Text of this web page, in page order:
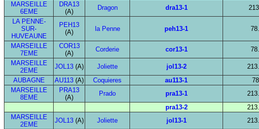
MARSEILLE
6EME
DRA13
(A)
Dragon dra13-1
LA PENNE-
SUR-
HUVEAUNE
PEH13
(A)
la Penne peh13-1
MARSEILLE
7EME
COR13
(A)
Corderie cor13-1
MARSEILLE
2EME
JOL13 (A) Joliette jol13-2
AUBAGNE AU113 (A) Coquieres au113-1
MARSEILLE
8EME
PRA13
(A)
Prado pra13-1
pra13-2
MARSEILLE
2EME
JOL13 (A) Joliette jol13-1